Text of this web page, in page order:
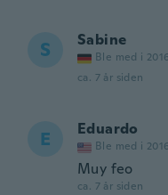
S Sabine
Ble med i 2016
ca. 7 år siden
E Eduardo
Ble med i 2016
Muy feo
ca. 7 år siden